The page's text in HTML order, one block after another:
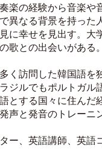
楽の経験から音楽や
異なる背景を持っ
に幸せを見出す。
歌との出会いがある。
く訪問した韓国語
ジルでもポルトガ
とする国々に住ん
声と発⾳のトレーニ
ー、英語講師、英語